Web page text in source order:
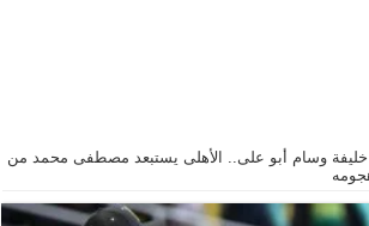
خليفة وسام أبو على.. الأهلى يستبعد مصطفى محمد من